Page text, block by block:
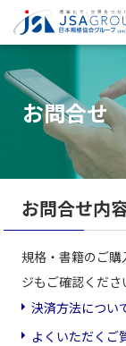
お問合せ
お問合せ内
規格・書籍のご
ジもご確認くださ
決済方法につい
よくいただくご